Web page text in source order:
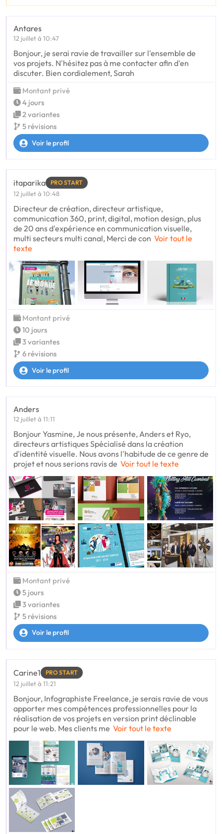
Antares
12 juillet à 10:47
Bonjour, je serai ravie de travailler sur l'ensemble de
vos projets. N'hésitez pas à me contacter afin d'en
discuter. Bien cordialement, Sarah
Montant privé
4 jours
2 variantes
5 révisions
Voir le profil
itaparika PRO START
12 juillet à 10:48
Directeur de création, directeur artistique,
communication 360, print, digital, motion design, plus
de 20 ans d'expérience en communication visuelle,
multi secteurs multi canal, Merci de con Voir tout le
texte
Montant privé
10 jours
3 variantes
6 révisions
Voir le profil
Anders
12 juillet à 11:11
Bonjour Yasmine, Je nous présente, Anders et Ryo,
directeurs artistiques Spécialisé dans la création
d'identité visuelle. Nous avons l'habitude de ce genre de
projet et nous serions ravis de Voir tout le texte
Montant privé
5 jours
3 variantes
5 révisions
Voir le profil
Carine1 PRO START
12 juillet à 11:21
Bonjour, Infographiste Freelance, je serais ravie de vous
apporter mes compétences professionnelles pour la
réalisation de vos projets en version print déclinable
pour le web. Mes clients me Voir tout le texte